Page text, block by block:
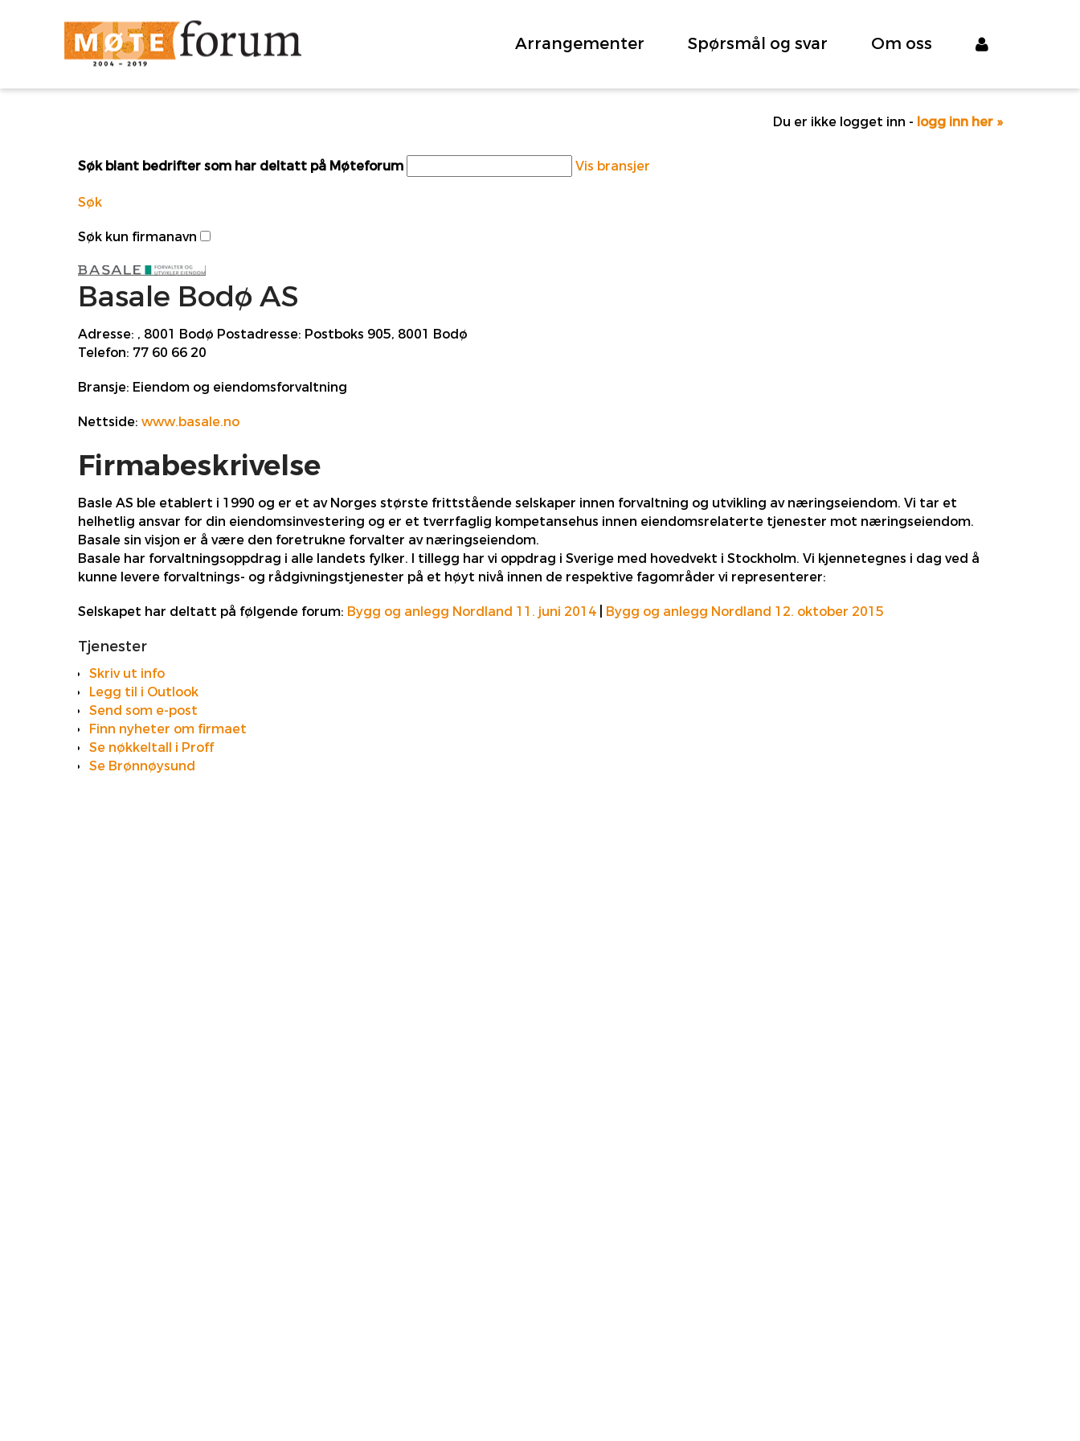
Arrangementer Spørsmål og svar Om oss
Du er ikke logget inn - logg inn her »
Søk blant bedrifter som har deltatt på Møteforum Vis bransjer
Søk
Søk kun firmanavn
Basale Bodø AS
Adresse: , 8001 Bodø Postadresse: Postboks 905, 8001 Bodø
Telefon: 77 60 66 20
Bransje: Eiendom og eiendomsforvaltning
Nettside: www.basale.no
Firmabeskrivelse
Basle AS ble etablert i 1990 og er et av Norges største frittstående selskaper innen forvaltning og utvikling av næringseiendom. Vi tar et
helhetlig ansvar for din eiendomsinvestering og er et tverrfaglig kompetansehus innen eiendomsrelaterte tjenester mot næringseiendom.
Basale sin visjon er å være den foretrukne forvalter av næringseiendom.
Basale har forvaltningsoppdrag i alle landets fylker. I tillegg har vi oppdrag i Sverige med hovedvekt i Stockholm. Vi kjennetegnes i dag ved å
kunne levere forvaltnings- og rådgivningstjenester på et høyt nivå innen de respektive fagområder vi representerer:
Selskapet har deltatt på følgende forum: Bygg og anlegg Nordland 11. juni 2014 Bygg og anlegg Nordland 12. oktober 2015
Tjenester
Skriv ut info
Legg til i Outlook
Send som e-post
Finn nyheter om firmaet
Se nøkkeltall i Proff
Se Brønnøysund